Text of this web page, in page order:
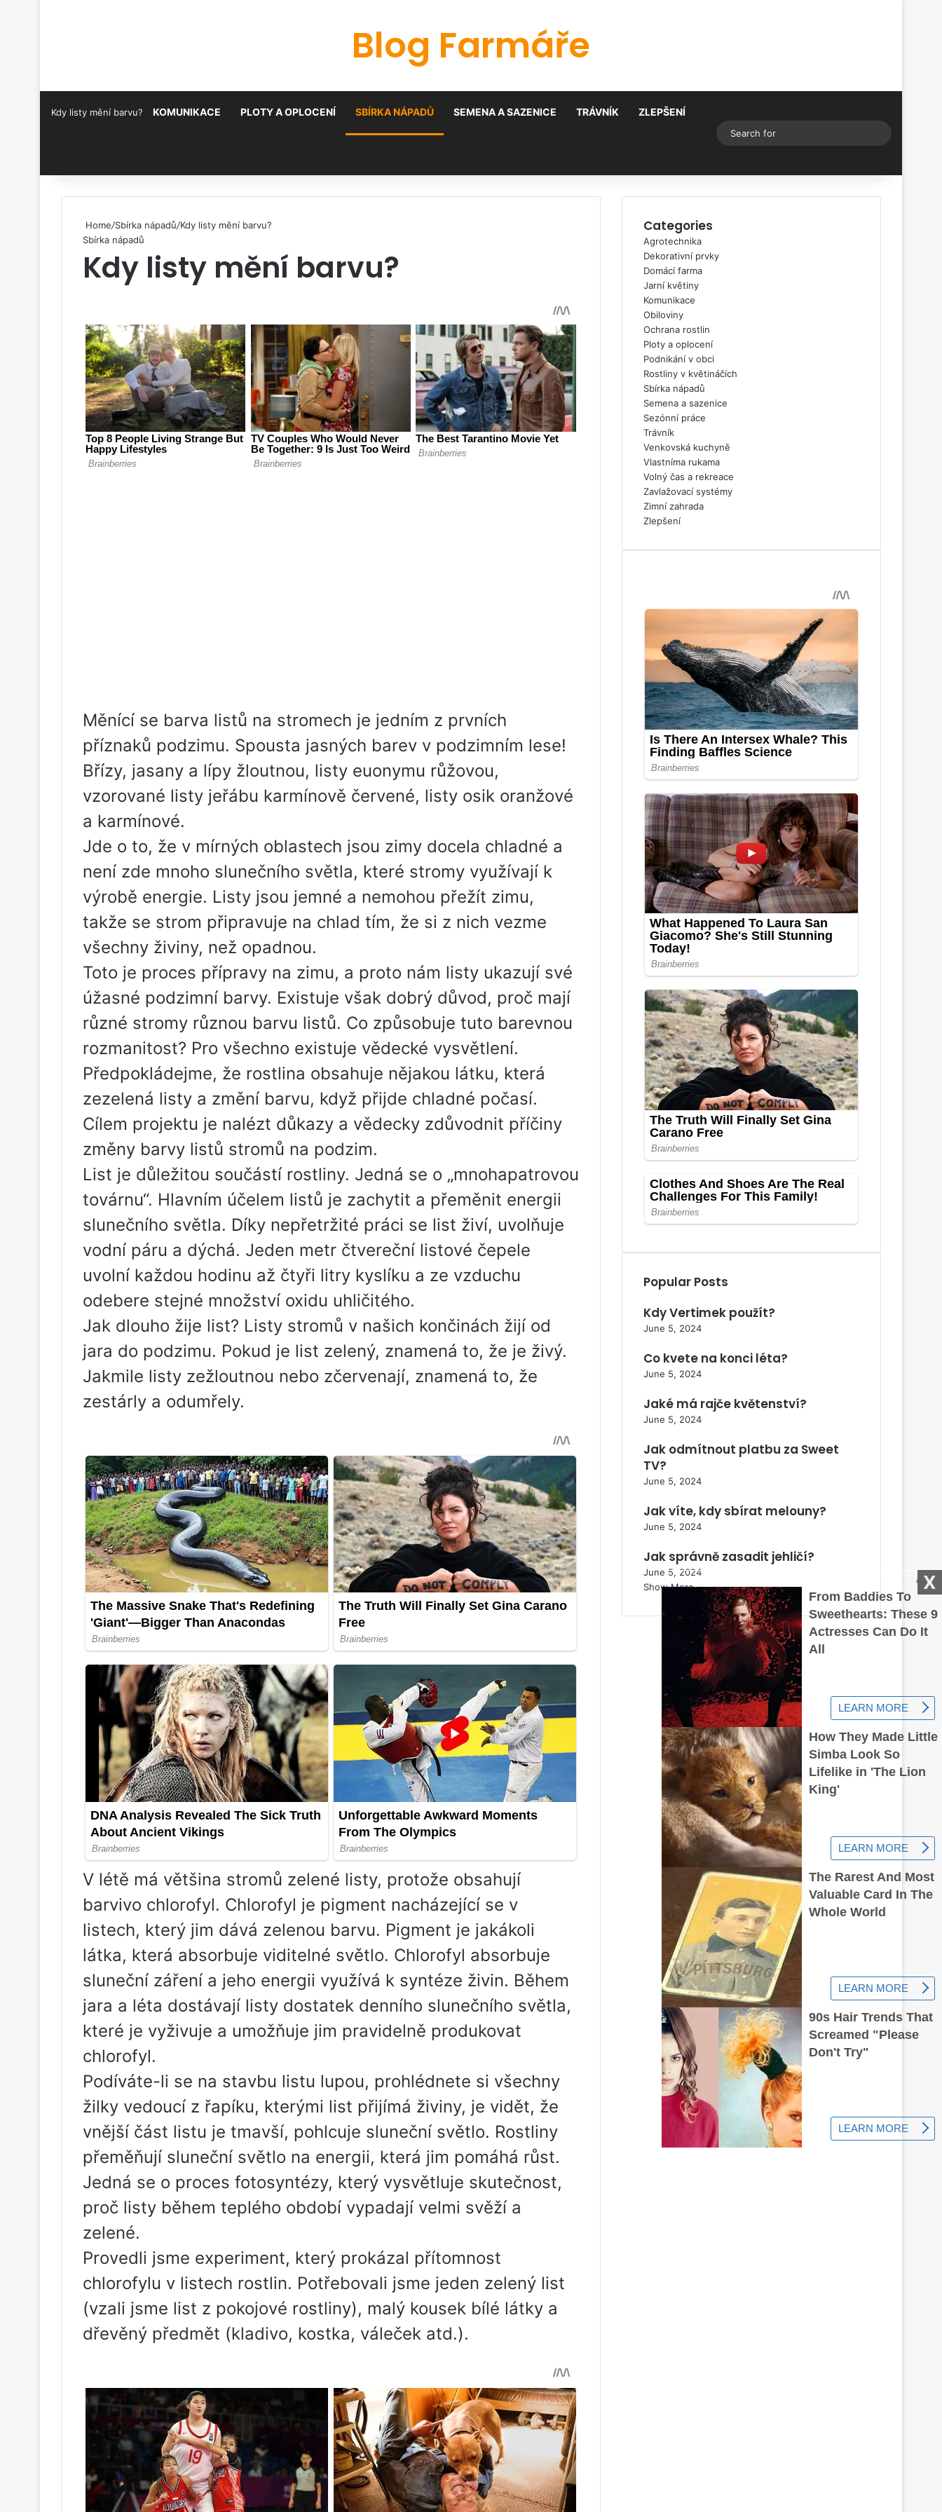
Blog Farmáře
Kdy listy mění barvu? KOMUNIKACE PLOTY A OPLOCENÍ SBÍRKA NÁPADŮ SEMENA A SAZENICE TRÁVNÍK ZLEPŠENÍ
Switch skin
Home/Sbírka nápadů/Kdy listy mění barvu?
Sbírka nápadů
Kdy listy mění barvu?
X
Měnící se barva listů na stromech je jedním z prvních
příznaků podzimu. Spousta jasných barev v podzimním lese!
Břízy, jasany a lípy žloutnou, listy euonymu růžovou,
vzorované listy jeřábu karmínově červené, listy osik oranžové
a karmínové.
Jde o to, že v mírných oblastech jsou zimy docela chladné a
není zde mnoho slunečního světla, které stromy využívají k
výrobě energie. Listy jsou jemné a nemohou přežít zimu,
takže se strom připravuje na chlad tím, že si z nich vezme
všechny živiny, než opadnou.
Toto je proces přípravy na zimu, a proto nám listy ukazují své
úžasné podzimní barvy. Existuje však dobrý důvod, proč mají
různé stromy různou barvu listů. Co způsobuje tuto barevnou
rozmanitost? Pro všechno existuje vědecké vysvětlení.
Předpokládejme, že rostlina obsahuje nějakou látku, která
zezelená listy a změní barvu, když přijde chladné počasí.
Cílem projektu je nalézt důkazy a vědecky zdůvodnit příčiny
změny barvy listů stromů na podzim.
List je důležitou součástí rostliny. Jedná se o „mnohapatrovou
továrnu“. Hlavním účelem listů je zachytit a přeměnit energii
slunečního světla. Díky nepřetržité práci se list živí, uvolňuje
vodní páru a dýchá. Jeden metr čtvereční listové čepele
uvolní každou hodinu až čtyři litry kyslíku a ze vzduchu
odebere stejné množství oxidu uhličitého.
Jak dlouho žije list? Listy stromů v našich končinách žijí od
jara do podzimu. Pokud je list zelený, znamená to, že je živý.
Jakmile listy zežloutnou nebo zčervenají, znamená to, že
zestárly a odumřely.
V létě má většina stromů zelené listy, protože obsahují
barvivo chlorofyl. Chlorofyl je pigment nacházející se v
listech, který jim dává zelenou barvu. Pigment je jakákoli
látka, která absorbuje viditelné světlo. Chlorofyl absorbuje
sluneční záření a jeho energii využívá k syntéze živin. Během
jara a léta dostávají listy dostatek denního slunečního světla,
které je vyživuje a umožňuje jim pravidelně produkovat
chlorofyl.
Podíváte-li se na stavbu listu lupou, prohlédnete si všechny
žilky vedoucí z řapíku, kterými list přijímá živiny, je vidět, že
vnější část listu je tmavší, pohlcuje sluneční světlo. Rostliny
přeměňují sluneční světlo na energii, která jim pomáhá růst.
Jedná se o proces fotosyntézy, který vysvětluje skutečnost,
proč listy během teplého období vypadají velmi svěží a
zelené.
Provedli jsme experiment, který prokázal přítomnost
chlorofylu v listech rostlin. Potřebovali jsme jeden zelený list
(vzali jsme list z pokojové rostliny), malý kousek bílé látky a
dřevěný předmět (kladivo, kostka, váleček atd.).
Categories
Agrotechnika
Dekorativní prvky
Domácí farma
Jarní květiny
Komunikace
Obiloviny
Ochrana rostlin
Ploty a oplocení
Podnikání v obci
Rostliny v květináčích
Sbírka nápadů
Semena a sazenice
Sezónní práce
Trávník
Venkovská kuchyně
Vlastníma rukama
Volný čas a rekreace
Zavlažovací systémy
Zimní zahrada
Zlepšení
Popular Posts
Kdy Vertimek použít?
June 5, 2024
Co kvete na konci léta?
June 5, 2024
Jaké má rajče květenství?
June 5, 2024
Jak odmítnout platbu za Sweet
TV?
June 5, 2024
Jak víte, kdy sbírat melouny?
June 5, 2024
Jak správně zasadit jehličí?
June 5, 2024
Show More